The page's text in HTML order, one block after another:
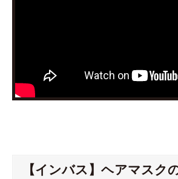
【インバス】ヘアマスク